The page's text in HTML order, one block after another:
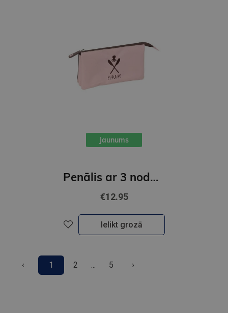
Jaunums
Penālis ar 3 nodalījumiem, bez piederumiem, EL PULPO " ROSA "
€12.95
Ielikt grozā
‹ 1 2 ... 5 ›